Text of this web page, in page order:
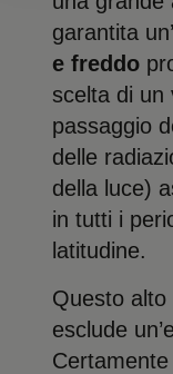
garantita
e freddo
scelta di un
passaggio
delle
della luce)
in tutti i
latitudine.
Questo alto
esclude